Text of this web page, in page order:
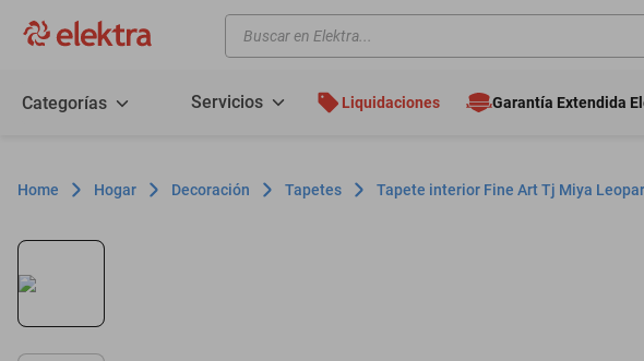
Buscar en Elektra...
Categorías Servicios Liquidaciones Garantía Extendida
Hogar Decoración Tapetes Tapete interior Fine Art Tj Miya
motos